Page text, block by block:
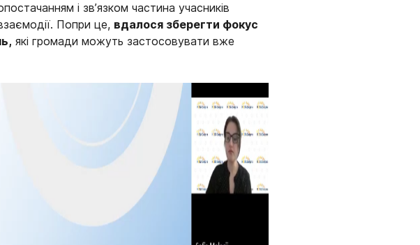
і зв’язком частина учасників
Попри це, вдалося зберегти фокус
які громади можуть застосовувати вже